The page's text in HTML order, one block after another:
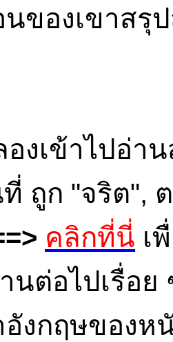
งเขาสรุปสั้
ข้าไปอ่านสั
ถูก "จริต",
คลิกที่นี่ เ
นต่อไปเรื่อย
อังกฤษของห